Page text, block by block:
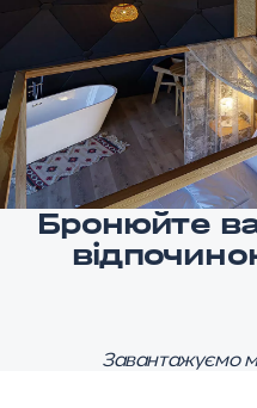
Бронюйте
Завантажуємо